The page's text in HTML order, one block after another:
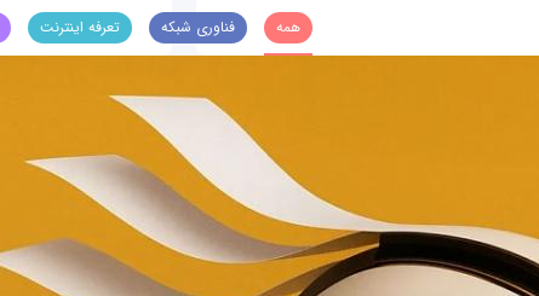
همه فناوری شبکه تعرفه اینترنت